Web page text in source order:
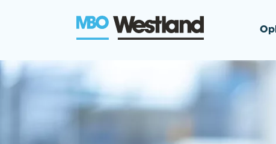
MBO Westland